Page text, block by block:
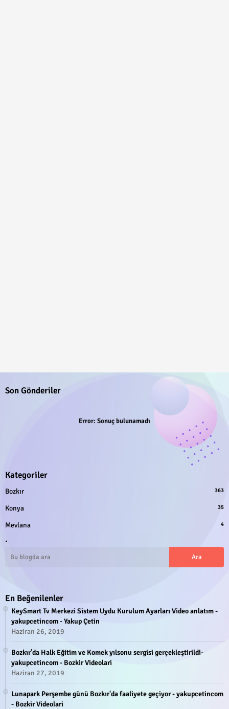
Son Gönderiler
Error: Sonuç bulunamadı
Kategoriler
Bozkır 363
Konya 35
Mevlana 4
.
En Beğenilenler
KeySmart Tv Merkezi Sistem Uydu Kurulum Ayarları Video anlatım -
yakupcetincom - Yakup Çetin
Haziran 26, 2019
Bozkır’da Halk Eğitim ve Komek yılsonu sergisi gerçekleştirildi-
yakupcetincom - Bozkir Videolari
Haziran 27, 2019
Lunapark Perşembe günü Bozkır'da faaliyete geçiyor - yakupcetincom
- Bozkir Videolari